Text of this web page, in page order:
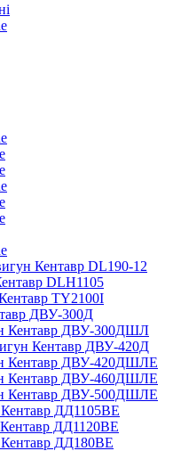
Кентавр DL190-12
DLH1105
TY2100I
ДВУ-300Д
Кентавр ДВУ-300ДШЛ
Кентавр ДВУ-420Д
Кентавр ДВУ-420ДШЛЕ
Кентавр ДВУ-460ДШЛЕ
Кентавр ДВУ-500ДШЛЕ
ДД1105ВЕ
ДД1120ВЕ
ДД180ВЕ